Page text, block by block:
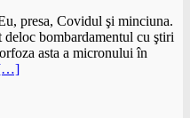
presa, Covidul şi minciuna.
bombardamentul cu ştiri
asta a micronului în